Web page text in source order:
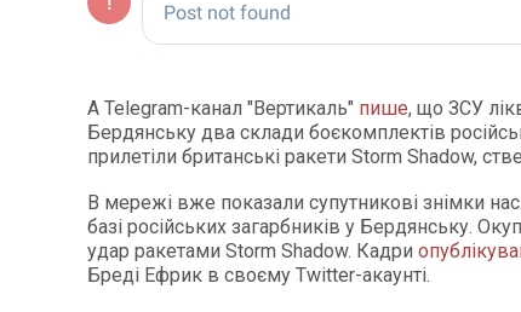
А Telegram-канал "Вертикаль" пише, що ЗСУ
Бердянську два склади боєкомплектів
прилетіли британські ракети Storm Shadow,
В мережі вже показали супутникові знімки
базі російських загарбників у Бердянську.
удар ракетами Storm Shadow. Кадри
Бреді Ефрик в своєму Twitter-акаунті.